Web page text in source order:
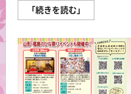
「続きを読む」
丸
の
ほ
っ
こ
り
お